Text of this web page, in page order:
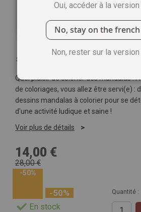
Soyez le premier à commenter ce produit
Quel plaisir de colorier des mandalas !
de coloriages, vous allez être servi(e) :
dessins mandalas à colorier pour se
d'une activité ludique et saine !
Voir plus de détails
14,00 €
28,00 €
-50%
-50%
En stock
Quantité :
Oui, accéder à la
No, stay on the
Non, rester sur la